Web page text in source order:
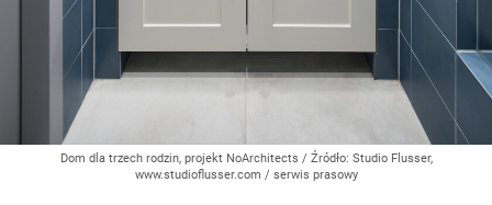
Dom dla trzech rodzin, projekt NoArchitects / Źródło: Studio Flusser,
www.studioflusser.com / serwis prasowy